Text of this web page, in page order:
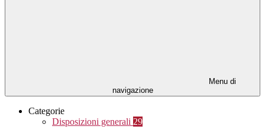
Menu di
navigazione
Categorie
Disposizioni generali 29